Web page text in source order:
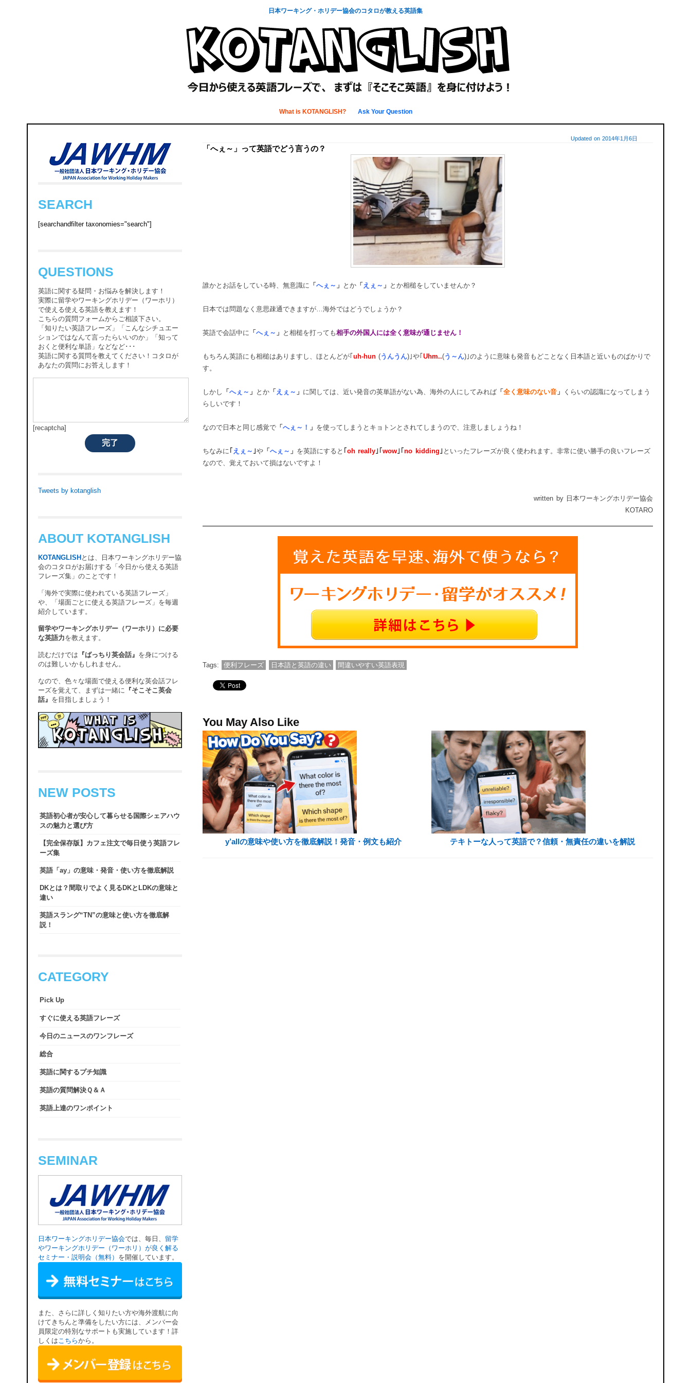
日本ワーキング・ホリデー協会のコタロが教える英語集
What is KOTANGLISH? Ask Your Question
Updated on 2014年1月6日
「へぇ～」って英語でどう言うの？
誰かとお話をしている時、無意識に 「 へぇ～ 」 とか 「 えぇ～ 」 とか相槌をしていませんか？
日本では問題なく意思疎通できますが…海外ではどうでしょうか？
英語で会話中に 「 へぇ～ 」 と相槌を打っても相手の外国人には全く意味が通じません！
もちろん英語にも相槌はありますし、ほとんどが｢ uh-hun (うんうん)｣や｢Uhm..(う～ん)｣のように意味も発音もどことなく日本語と近いものばかりで
す。
しかし 「 へぇ～ 」 とか 「 えぇ～ 」 に関しては、近い発音の英単語がない為、海外の人にしてみれば 「 全く意味のない音 」
くらいの認識になってしまう
らしいです！
なので日本と同じ感覚で 「 へぇ～！ 」 を使ってしまうとキョトンとされてしまうので、注意しましょうね！
ちなみに えぇ～ ｣や 「 へぇ～ 」 を英語にすると oh really ｣｢wow ｣｢no kidding ｣ といったフレーズが良く使われます。非常に使い勝手の良いフレーズ
なので、覚えておいて損はないですよ！
written by 日本ワーキングホリデー協会
KOTARO
Tags: 便利フレーズ 日本語と英語の違い 間違いやすい英語表現
You May Also Like
y’allの意味や使い方を徹底解説！発音・例文も紹介 テキトーな人って英語で？信頼・無責任の違いを解説
SEARCH
[searchandfilter taxonomies="search"]
QUESTIONS
英語に関する疑問・お悩みを解決します！
実際に留学やワーキングホリデー（ワーホリ）
で使える使える英語を教えます！
こちらの質問フォームからご相談下さい。
「知りたい英語フレーズ」「こんなシチュエー
ションではなんて言ったらいいのか」「知って
おくと便利な単語」などなど･･･
英語に関する質問を教えてください！コタロが
あなたの質問にお答えします！
[recaptcha]
完了
Tweets by kotanglish
ABOUT KOTANGLISH
KOTANGLISH とは、日本ワーキングホリデー協
会のコタロがお届けする「今日から使える英語
フレーズ集」のことです！
「海外で実際に使われている英語フレーズ」
や、「場面ごとに使える英語フレーズ」を毎週
紹介しています。
留学やワーキングホリデー（ワーホリ）に必要
な英語力を教えます。
読むだけでは 『ばっちり英会話』 を身につける
のは難しいかもしれません。
なので、色々な場面で使える便利な英会話フレ
ーズを覚えて、まずは一緒に 『そこそこ英会
話』 を目指しましょう！
NEW POSTS
英語初心者が安心して暮らせる国際シェアハウ
スの魅力と選び方
【完全保存版】カフェ注文で毎日使う英語フレ
ーズ集
英語「ay」の意味・発音・使い方を徹底解説
DKとは？間取りでよく見るDKとLDKの意味と
違い
英語スラング“TN”の意味と使い方を徹底解
説！
CATEGORY
Pick Up
すぐに使える英語フレーズ
今日のニュースのワンフレーズ
総合
英語に関するプチ知識
英語の質問解決Ｑ＆Ａ
英語上達のワンポイント
SEMINAR
日本ワーキングホリデー協会では、毎日、 留学
やワーキングホリデー（ワーホリ）が良く解る
セミナー・説明会（無料） を開催しています。
また、さらに詳しく知りたい方や海外渡航に向
けてきちんと準備をしたい方には、メンバー会
員限定の特別なサポートも実施しています！詳
しくはこちらから。